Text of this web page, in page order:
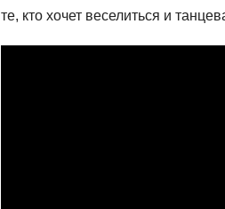
те, кто хочет веселиться и